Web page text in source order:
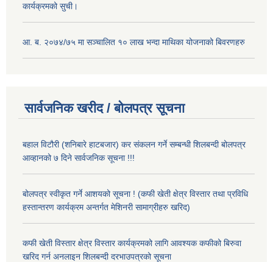
कार्यक्रमको सुची।
आ. ब. २०७४/७५ मा सञ्चालित १० लाख भन्दा माथिका योजनाको बिवरणहरु
सार्वजनिक खरीद / बोलपत्र सूचना
बहाल विटौरी (शनिबारे हाटबजार) कर संकलन गर्ने सम्बन्धी शिलबन्दी बोलपत्र
आव्हानको ७ दिने सार्वजनिक सूचना !!!
बोलपत्र स्वीकृत गर्ने आशयको सूचना ! (कफी खेती क्षेत्र विस्तार तथा प्रविधि
हस्तान्तरण कार्यक्रम अन्तर्गत मेशिनरी सामाग्रीहरु खरिद)
कफी खेती विस्तार क्षेत्र विस्तार कार्यक्रमको लागि आवश्यक कफीको बिरुवा
खरिद गर्न अनलाइन शिलबन्दी दरभाउपत्रको सूचना